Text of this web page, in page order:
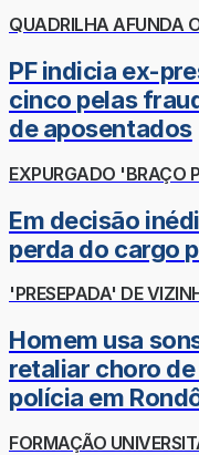
QUADRILHA AFUNDA
PF indicia ex-
cinco pelas
de aposentados
EXPURGADO 'BRAÇO
Em decisão
perda do cargo
'PRESEPADA' DE
Homem usa
retaliar choro
polícia em
FORMAÇÃO